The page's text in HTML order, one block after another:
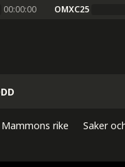
00:00:00 OMXC25
Mammons rike Saker